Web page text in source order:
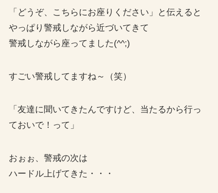
「どうぞ、こちらにお座りください」と伝えると
やっぱり警戒しながら近づいてきて
警戒しながら座ってました(^^;)
すごい警戒してますね～（笑）
「友達に聞いてきたんですけど、当たるから行っ
ておいで！って」
おぉぉ、警戒の次は
ハードル上げてきた・・・